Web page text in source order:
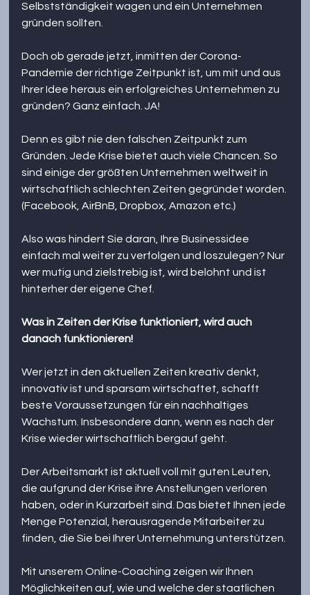
Selbstständigkeit wagen und ein Unternehmen
gründen sollten.
Doch ob gerade jetzt, inmitten der Corona-
Pandemie der richtige Zeitpunkt ist, um mit und aus
Ihrer Idee heraus ein erfolgreiches Unternehmen zu
gründen? Ganz einfach. JA!
Denn es gibt nie den falschen Zeitpunkt zum
Gründen. Jede Krise bietet auch viele Chancen. So
sind einige der größten Unternehmen weltweit in
wirtschaftlich schlechten Zeiten gegründet worden.
(Facebook, AirBnB, Dropbox, Amazon etc.)
Also was hindert Sie daran, Ihre Businessidee
einfach mal weiter zu verfolgen und loszulegen? Nur
wer mutig und zielstrebig ist, wird belohnt und ist
hinterher der eigene Chef.
Was in Zeiten der Krise funktioniert, wird auch
danach funktionieren!
Wer jetzt in den aktuellen Zeiten kreativ denkt,
innovativ ist und sparsam wirtschaftet, schafft
beste Voraussetzungen für ein nachhaltiges
Wachstum. Insbesondere dann, wenn es nach der
Krise wieder wirtschaftlich bergauf geht.
Der Arbeitsmarkt ist aktuell voll mit guten Leuten,
die aufgrund der Krise ihre Anstellungen verloren
haben, oder in Kurzarbeit sind. Das bietet Ihnen jede
Menge Potenzial, herausragende Mitarbeiter zu
finden, die Sie bei Ihrer Unternehmung unterstützen.
Mit unserem Online-Coaching zeigen wir Ihnen
Möglichkeiten auf, wie und welche der staatlichen